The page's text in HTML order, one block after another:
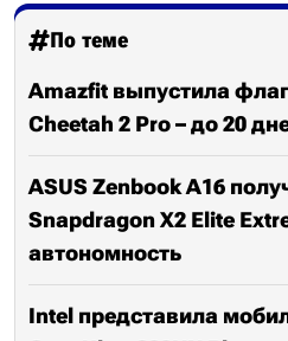
По теме
Amazfit выпустила
Cheetah 2 Pro – до 20
ASUS Zenbook A16
Snapdragon X2 Elite
автономность
Intel представила